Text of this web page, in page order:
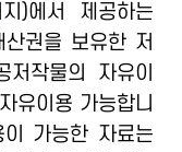
)에서 제공하는
권을 보유한 저
작물의 자유이
유이용 가능합니
가능한 자료는